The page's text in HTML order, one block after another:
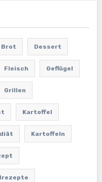
Brot Dessert
Fleisch Geflügel
Grillen
Kartoffel
Kartoffeln